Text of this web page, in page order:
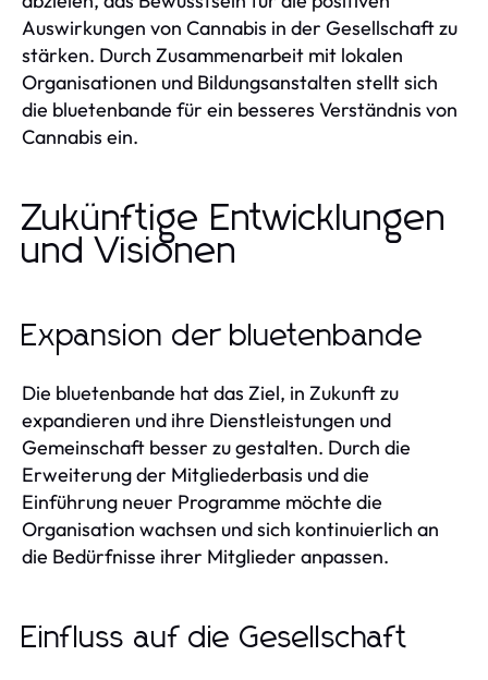
Auswirkungen von Cannabis in der Gesellschaft zu
stärken. Durch Zusammenarbeit mit lokalen
Organisationen und Bildungsanstalten stellt sich
die bluetenbande für ein besseres Verständnis von
Cannabis ein.
Zukünftige Entwicklungen
und Visionen
Expansion der bluetenbande
Die bluetenbande hat das Ziel, in Zukunft zu
expandieren und ihre Dienstleistungen und
Gemeinschaft besser zu gestalten. Durch die
Erweiterung der Mitgliederbasis und die
Einführung neuer Programme möchte die
Organisation wachsen und sich kontinuierlich an
die Bedürfnisse ihrer Mitglieder anpassen.
Einfluss auf die Gesellschaft